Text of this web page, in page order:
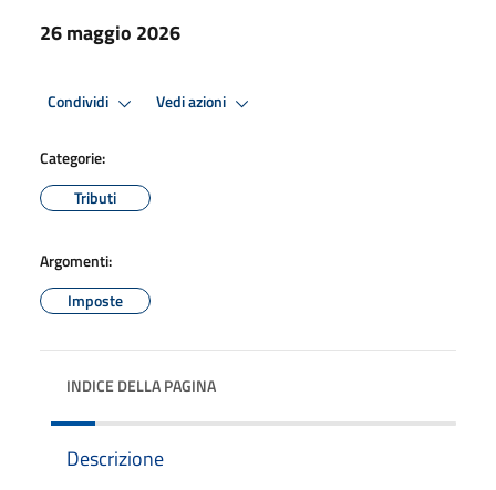
26 maggio 2026
Condividi Vedi azioni
Categorie:
Tributi
Argomenti:
Imposte
INDICE DELLA PAGINA
Descrizione